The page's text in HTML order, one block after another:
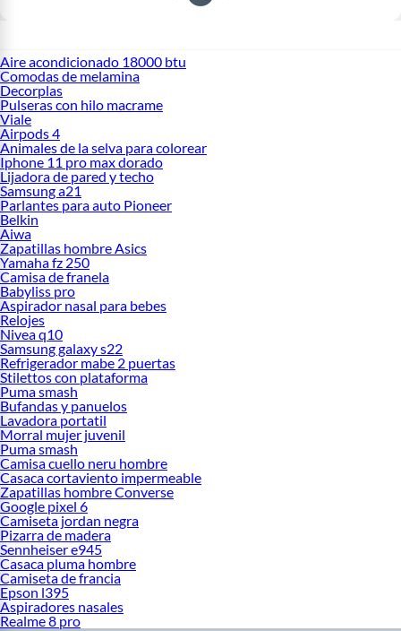
Aire acondicionado 18000 btu
Comodas de melamina
Decorplas
Pulseras con hilo macrame
Viale
Airpods 4
Animales de la selva para colorear
Iphone 11 pro max dorado
Lijadora de pared y techo
Samsung a21
Parlantes para auto Pioneer
Belkin
Aiwa
Zapatillas hombre Asics
Yamaha fz 250
Camisa de franela
Babyliss pro
Aspirador nasal para bebes
Relojes
Nivea q10
Samsung galaxy s22
Refrigerador mabe 2 puertas
Stilettos con plataforma
Puma smash
Bufandas y panuelos
Lavadora portatil
Morral mujer juvenil
Puma smash
Camisa cuello neru hombre
Casaca cortaviento impermeable
Zapatillas hombre Converse
Google pixel 6
Camiseta jordan negra
Pizarra de madera
Sennheiser e945
Casaca pluma hombre
Camiseta de francia
Epson l395
Aspiradores nasales
Realme 8 pro